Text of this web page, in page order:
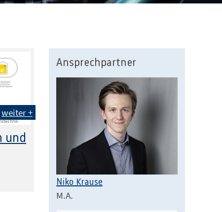
weiter +
und
Ansprechpartner
Niko Krause
M.A.